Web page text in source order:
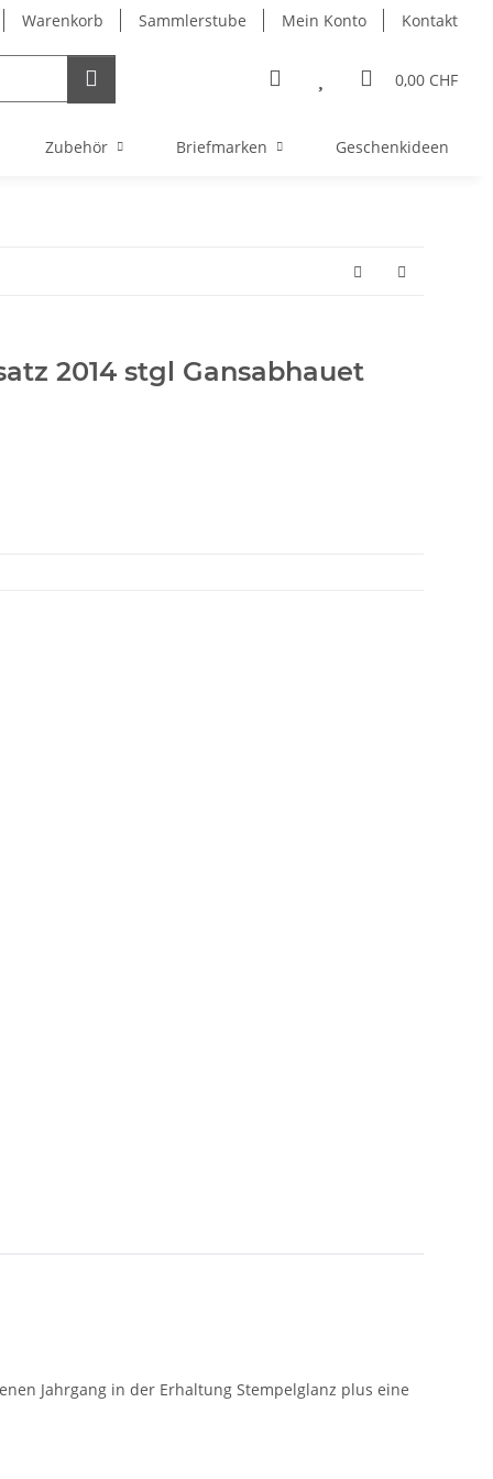
Warenkorb Sammlerstube Mein Konto Kontakt
0,00 CHF
Zubehör Briefmarken Geschenkideen
2014 stgl Gansabhauet
Jahrgang in der Erhaltung Stempelglanz plus eine